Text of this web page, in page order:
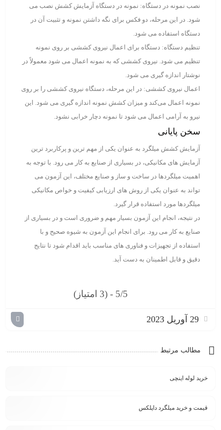
نصب نمونه در دستگاه: نمونه در دستگاه آزمایش کشش نصب می‌
شود. در این مرحله، دو فکس برای نگه داشتن نمونه و تثبیت آن در
دستگاه استفاده می ‌شود.
تنظیم دستگاه: دستگاه برای اعمال نیروی کششی بر روی نمونه
تنظیم می ‌شود. نیروی کششی که به نمونه اعمال می‌ شود معمولاً در
نوشتار اندازه گیری می شود.
اعمال نیروی کششی: در این مرحله، دستگاه نیروی کششی را بر روی
نمونه اعمال می‌کند و میزان کشش نمونه اندازه گیری می‌ شود. این
نیرو به آرامی اعمال می‌ شود تا نمونه دچار خرابی نشود.
سخن پایانی
آزمایش کشش میلگرد به عنوان یکی از مهم ‌ترین و پرکاربرد ترین
آزمایش ‌های مکانیکی، در بسیاری از صنایع به کار می ‌رود. با توجه به
اهمیت میلگردها در ساخت و ساز و صنایع مختلف، این آزمون می‌
تواند به عنوان یکی از روش ‌های ارزیابی کیفیت و خواص مکانیکی
میلگردها مورد استفاده قرار گیرد.
در نتیجه، انجام این آزمون بسیار مهم و ضروری است و در بسیاری از
صنایع به کار می ‌رود. برای انجام این آزمون به شیوه صحیح و با
استفاده از تجهیزات و فناوری‌ های مناسب باید اقدام شود تا نتایج
دقیق و قابل اطمینان به دست آید.
5/5 - (3 امتیاز)
29 آوریل 2023
مطالب مرتبط
خرید لوله اینچی
قیمت و خرید میلگرد داپلکس